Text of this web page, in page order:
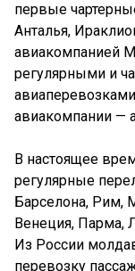
первые
Анталья,
авиакомпанией
регулярными и
авиакомпании —
В настоящее
регулярные
Барселона, Рим,
Венеция, Парма,
Из России
перевозку